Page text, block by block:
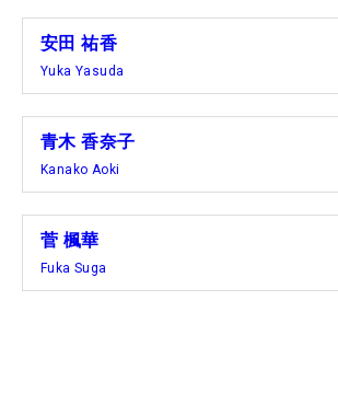
安田 祐香
Yuka Yasuda
青木 香奈子
Kanako Aoki
菅 楓華
Fuka Suga